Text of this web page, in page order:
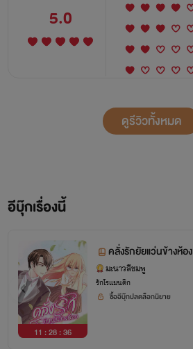
5.0
ดูรีวิวทั้งหมด
อีบุ๊กเรื่องนี้
11 : 28 : 35
คลั่งรักยัยแว่นข้างห้อง
มะนาวสีชมพู
รักโรแมนติก
ซื้ออีบุ๊กปลดล็อกนิยาย